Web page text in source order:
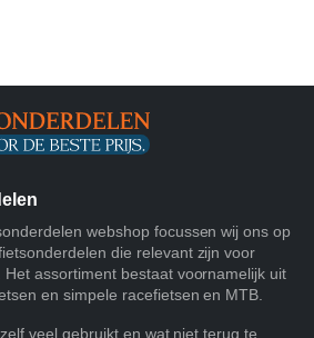
webshop focussen wij ons op
die relevant zijn voor
assortiment bestaat voornamelijk uit
en simpele racefietsen en MTB.
veel gebruikt en wat niet terug te